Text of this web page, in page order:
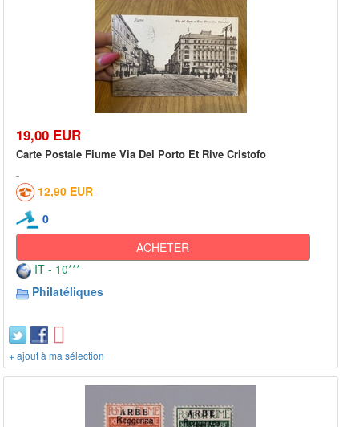
19,00 EUR
Carte Postale Fiume Via Del Porto Et Rive Cristofo
12,90 EUR
0
ACHETER
IT - 10***
Philatéliques
+ ajout à ma sélection